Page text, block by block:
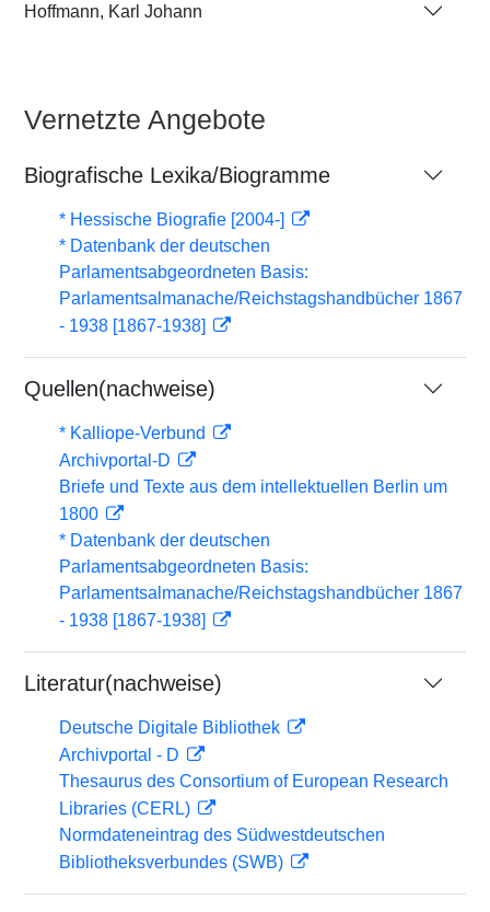
Hoffmann, Karl Johann
Vernetzte Angebote
Biografische Lexika/Biogramme
* Hessische Biografie [2004-]
* Datenbank der deutschen
Parlamentsabgeordneten Basis:
Parlamentsalmanache/Reichstagshandbücher 1867
- 1938 [1867-1938]
Quellen(nachweise)
* Kalliope-Verbund
Archivportal-D
Briefe und Texte aus dem intellektuellen Berlin um
1800
* Datenbank der deutschen
Parlamentsabgeordneten Basis:
Parlamentsalmanache/Reichstagshandbücher 1867
- 1938 [1867-1938]
Literatur(nachweise)
Deutsche Digitale Bibliothek
Archivportal - D
Thesaurus des Consortium of European Research
Libraries (CERL)
Normdateneintrag des Südwestdeutschen
Bibliotheksverbundes (SWB)